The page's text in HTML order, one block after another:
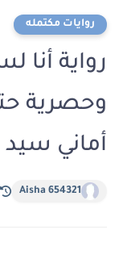
روايات مكتمله
رواية أنا
وحصرية
أماني سيد
Aisha 654321